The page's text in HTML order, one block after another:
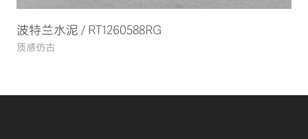
波特兰水泥 / RT1260588RG
质感仿古